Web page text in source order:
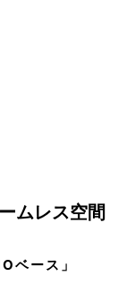
ムレス空間
ベース」